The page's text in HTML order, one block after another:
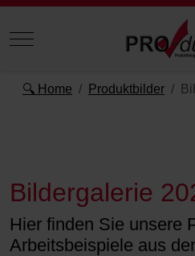
Mobile Menu Toggle
🔍 Home Produktbilder
Bildergalerie
Hier finden Sie unsere
Arbeitsbeispiele aus